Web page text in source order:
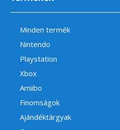
Minden termék
Nintendo
Playstation
Xbox
Amiibo
Finomságok
Ajándéktárgyak